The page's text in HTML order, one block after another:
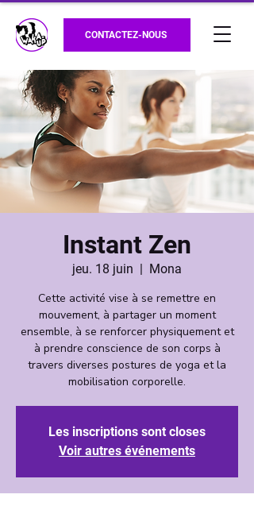
CONTACTEZ-NOUS
Instant Zen
jeu. 18 juin
  |
Mona
Cette activité vise à se remettre en
mouvement, à partager un moment
ensemble, à se renforcer physiquement et
à prendre conscience de son corps à
travers diverses postures de yoga et la
mobilisation corporelle.
Les inscriptions sont closes
Voir autres événements